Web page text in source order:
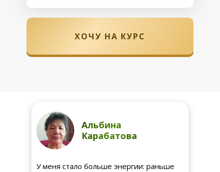
ХОЧУ НА КУРС
Альбина
Карабатова
У меня стало больше энергии: раньше